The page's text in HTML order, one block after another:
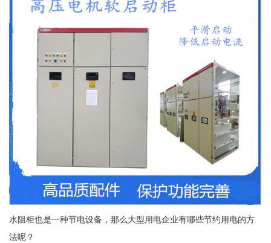
水阻柜也是一种节电设备，那么大型用电企业有哪些节约用电的方
法呢？